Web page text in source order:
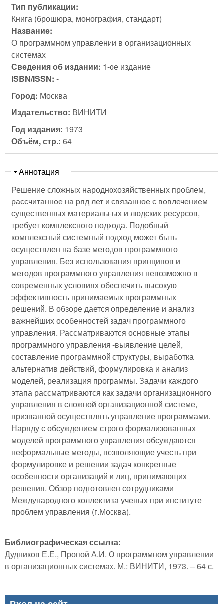
Тип публикации:
Книга (брошюра, монография, стандарт)
Название:
О программном управлении в организационных
системах
Сведения об издании: 1-ое издание
ISBN/ISSN: -
Город: Москва
Издательство: ВИНИТИ
Год издания: 1973
Объём, стр.: 64
Скрыть
Аннотация
Решение сложных народнохозяйственных проблем,
рассчитанное на ряд лет и связанное с вовлечением
существенных материальных и людских ресурсов,
требует комплексного подхода. Подобный
комплексный системный подход может быть
осуществлен на базе методов программного
управления. Без использования принципов и
методов программного управления невозможно в
современных условиях обеспечить высокую
эффективность принимаемых программных
решений. В обзоре дается определение и анализ
важнейших особенностей задач программного
управления. Рассматриваются основные этапы
программного управления -выявление целей,
составление программной структуры, выработка
альтернатив действий, формулировка и анализ
моделей, реализация программы. Задачи каждого
этапа рассматриваются как задачи организационного
управления в сложной организационной системе,
призванной осуществлять управление программами.
Наряду с обсуждением строго формализованных
моделей программного управления обсуждаются
неформальные методы, позволяющие учесть при
формулировке и решении задач конкретные
особенности организаций и лиц, принимающих
решения. Обзор подготовлен сотрудниками
Международного коллектива ученых при институте
проблем управления (г.Москва).
Библиографическая ссылка:
Дудников Е.Е., Пропой А.И. О программном управлении
в организационных системах. М.: ВИНИТИ, 1973. – 64 с.